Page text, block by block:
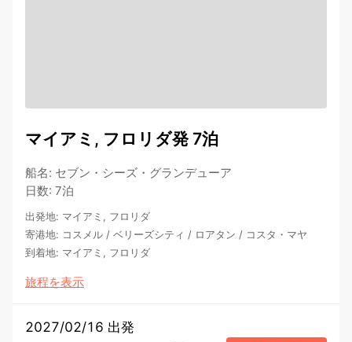
マイアミ, フロリダ発 7泊
船名: セブン・シーズ・グランデューア
日数: 7泊
出発地: マイアミ, フロリダ
寄港地: コスメル / ベリーズシティ / ロアタン / コスタ・マヤ
到着地: マイアミ, フロリダ
旅程を表示
2027/02/16 出発